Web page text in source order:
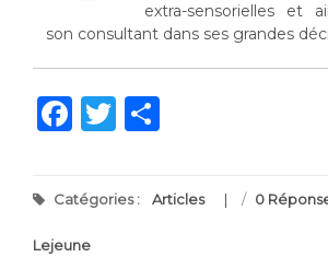
extra-sensorielles et
son consultant dans ses grandes
Facebook
Twitter
Catégories : Articles / 0
Lejeune